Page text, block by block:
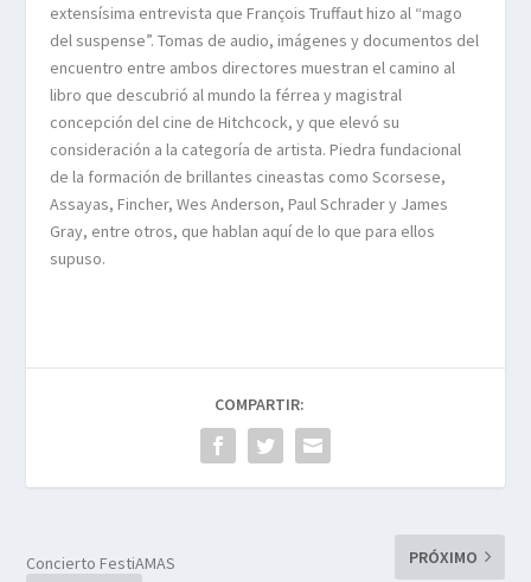
extensísima entrevista que François Truffaut hizo al “mago
del suspense”. Tomas de audio, imágenes y documentos del
encuentro entre ambos directores muestran el camino al
libro que descubrió al mundo la férrea y magistral
concepción del cine de Hitchcock, y que elevó su
consideración a la categoría de artista. Piedra fundacional
de la formación de brillantes cineastas como Scorsese,
Assayas, Fincher, Wes Anderson, Paul Schrader y James
Gray, entre otros, que hablan aquí de lo que para ellos
supuso.
COMPARTIR:
Concierto FestiAMAS
PRÓXIMO